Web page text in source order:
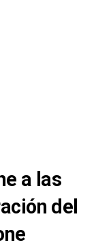
a las
del